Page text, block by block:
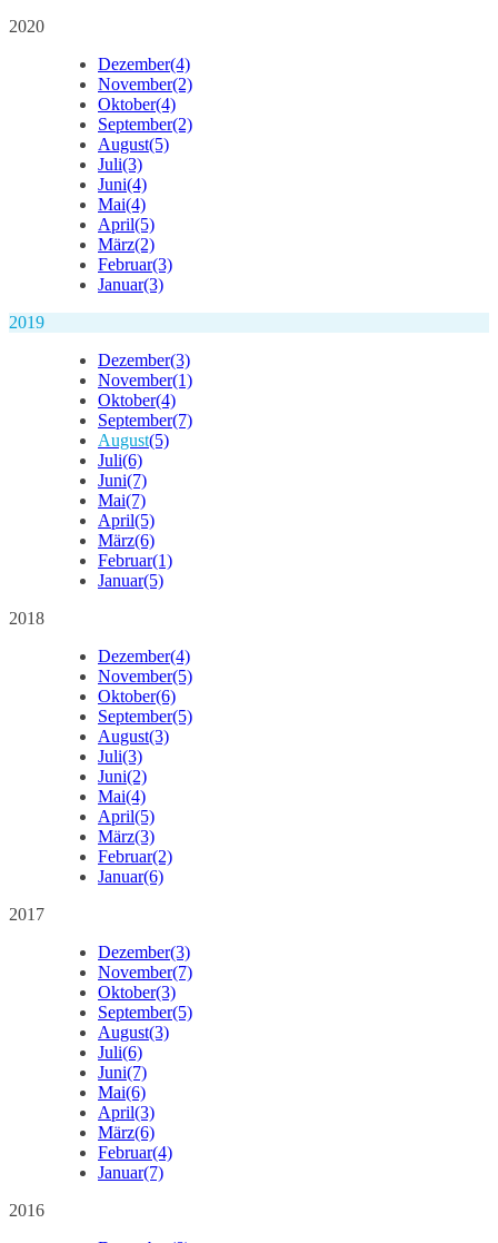
2020
Dezember(4)
November(2)
Oktober(4)
September(2)
August(5)
Juli(3)
Juni(4)
Mai(4)
April(5)
März(2)
Februar(3)
Januar(3)
2019
Dezember(3)
November(1)
Oktober(4)
September(7)
August(5)
Juli(6)
Juni(7)
Mai(7)
April(5)
März(6)
Februar(1)
Januar(5)
2018
Dezember(4)
November(5)
Oktober(6)
September(5)
August(3)
Juli(3)
Juni(2)
Mai(4)
April(5)
März(3)
Februar(2)
Januar(6)
2017
Dezember(3)
November(7)
Oktober(3)
September(5)
August(3)
Juli(6)
Juni(7)
Mai(6)
April(3)
März(6)
Februar(4)
Januar(7)
2016